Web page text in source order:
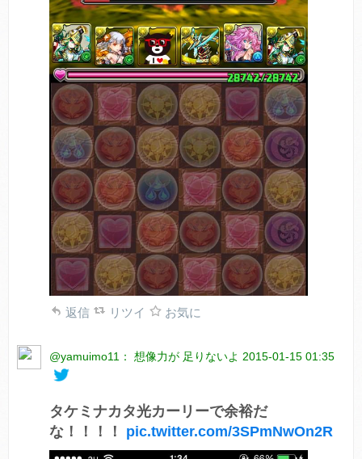
返信 リツイ お気に
@yamuimo11： 想像力が 足りないよ 2015-01-15 01:35
タケミナカタ光カーリーで余裕だ
な！！！！ pic.twitter.com/3SPmNwOn2R